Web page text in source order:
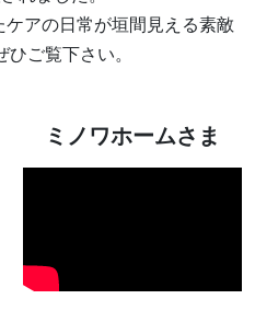
ケアの日常が垣間見える素敵
ひご覧下さい。
ミノワホームさま